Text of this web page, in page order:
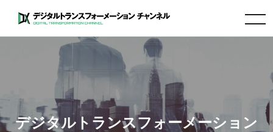
toggle
navigation
デジタルトランスフォーメーション